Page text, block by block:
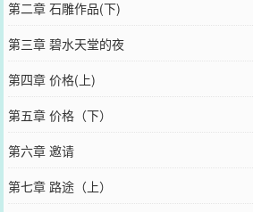
第二章 石雕作品(下)
第三章 碧水天堂的夜
第四章 价格(上)
第五章 价格（下）
第六章 邀请
第七章 路途（上）